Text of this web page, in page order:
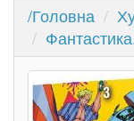
/Головна